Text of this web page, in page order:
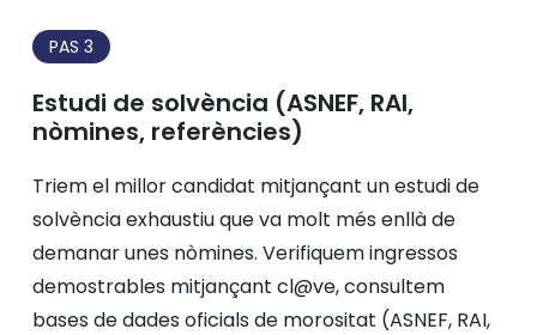
PAS 3
Estudi de solvència (ASNEF, RAI,
nòmines, referències)
Triem el millor candidat mitjançant un estudi de
solvència exhaustiu que va molt més enllà de
demanar unes nòmines. Verifiquem ingressos
demostrables mitjançant cl@ve, consultem
bases de dades oficials de morositat (ASNEF, RAI,